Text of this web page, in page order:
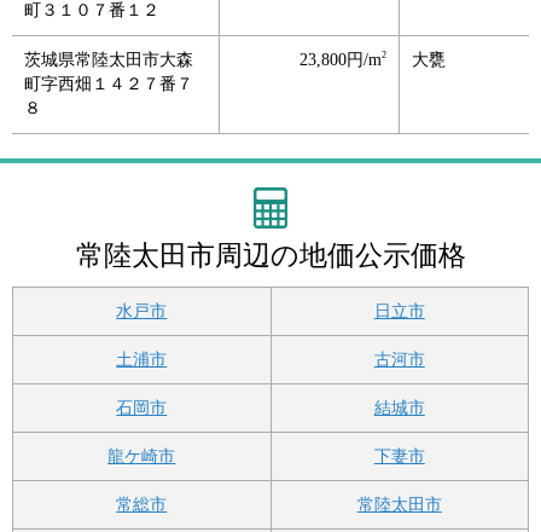
町３１０７番１２
茨城県常陸太田市大森
町字西畑１４２７番７
８
23,800円/m2 大甕
常陸太田市周辺の地価公示価格
水戸市 日立市
土浦市 古河市
石岡市 結城市
龍ケ崎市 下妻市
常総市 常陸太田市